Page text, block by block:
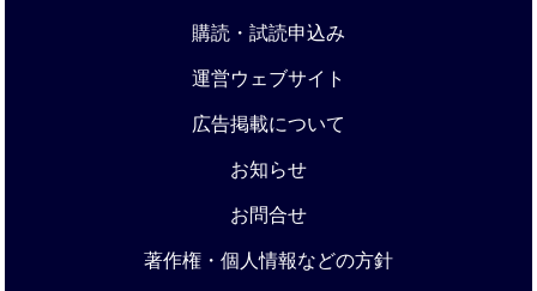
購読・試読申込み
運営ウェブサイト
広告掲載について
お知らせ
お問合せ
著作権・個人情報などの方針